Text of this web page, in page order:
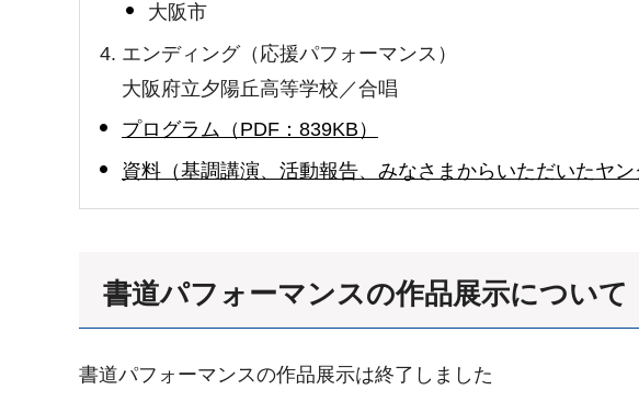
大阪市
エンディング（応援パフォーマンス）
大阪府立夕陽丘高等学校／合唱
プログラム（PDF：839KB）
資料（基調講演、活動報告、みなさまからいただいたヤ
書道パフォーマンスの作品展示について
書道パフォーマンスの作品展示は終了しました